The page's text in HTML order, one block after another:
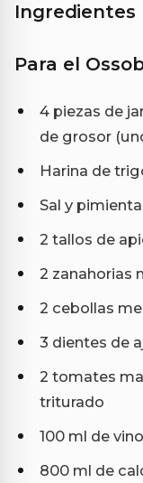
Ingredientes
Para el
4 piezas de
de grosor
Harina de
Sal y
2 tallos de
2 zanahorias
2 cebollas
3 dientes de
2 tomates
triturado
100 ml de
800 ml de